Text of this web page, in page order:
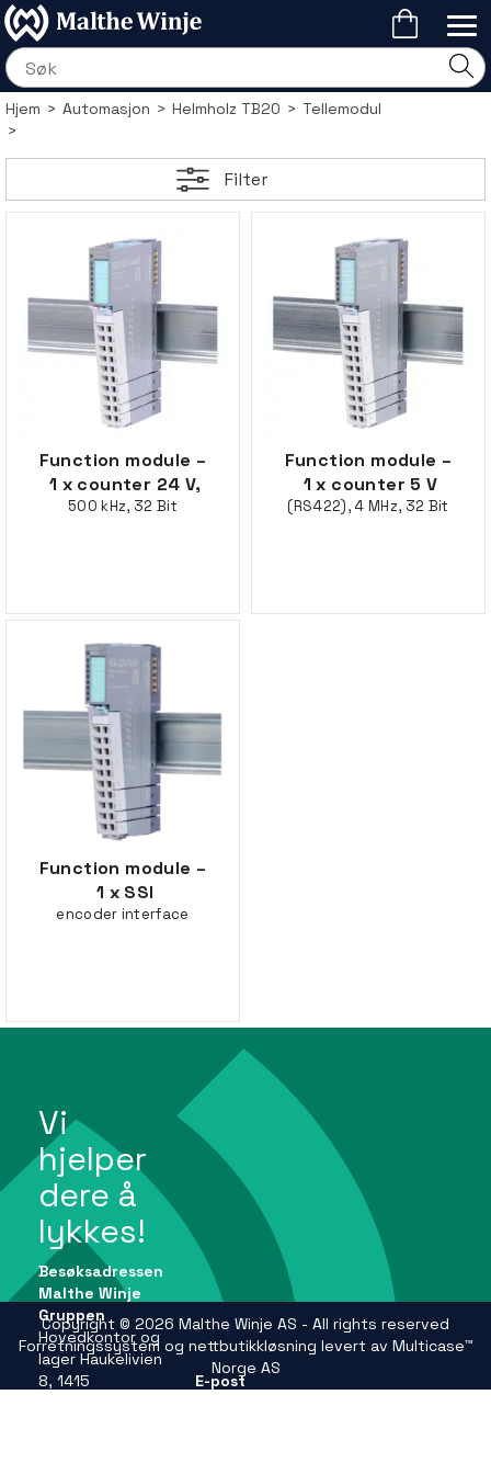
Hjem>Automasjon>Helmholz TB20>Tellemodul
>
Filter
Function module –
1 x counter 24 V,
500 kHz, 32 Bit
Function module –
1 x counter 5 V
(RS422), 4 MHz, 32 Bit
Function module –
1 x SSI
encoder interface
Vi
hjelper
dere å
lykkes!
Besøksadressen
Malthe Winje
Gruppen
Hovedkontor og
lager Haukelivien
8, 1415
E-post
Copyright © 2026 Malthe Winje AS - All rights reserved
Forretningssystem og nettbutikkløsning levert av Multicase™
Norge AS